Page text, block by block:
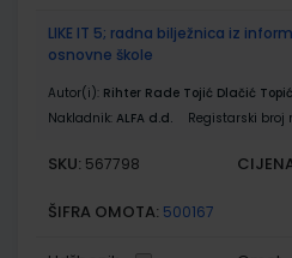
LIKE IT 5; radna bilježnica iz
osnovne škole
Autor(i): Rihter Rade Tojić Dlačić
Nakladnik: ALFA d.d. Registarski
SKU: 567798
ŠIFRA OMOTA: 500167